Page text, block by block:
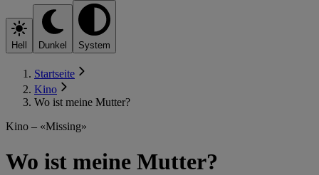
Hell Dunkel System
Startseite
Kino
Wo ist meine Mutter?
Kino – «Missing»
Wo ist meine Mutter?